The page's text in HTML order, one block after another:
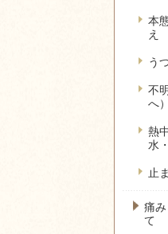
本
え
う
不
へ）
熱
水
止
痛
て